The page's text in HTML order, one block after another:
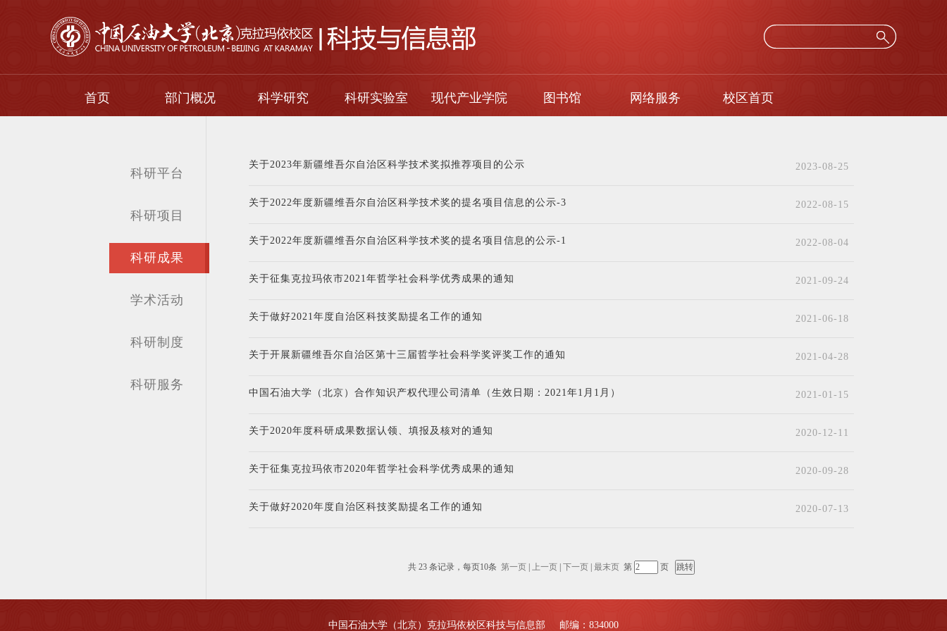
首页 部门概况 科学研究 科研实验室 现代产业学院 图书馆 网络服务 校区首页
科研平台
科研项目
科研成果
学术活动
科研制度
科研服务
关于2023年新疆维吾尔自治区科学技术奖拟推荐项目的公示 2023-08-25
关于2022年度新疆维吾尔自治区科学技术奖的提名项目信息的公示-3 2022-08-15
关于2022年度新疆维吾尔自治区科学技术奖的提名项目信息的公示-1 2022-08-04
关于征集克拉玛依市2021年哲学社会科学优秀成果的通知 2021-09-24
关于做好2021年度自治区科技奖励提名工作的通知 2021-06-18
关于开展新疆维吾尔自治区第十三届哲学社会科学奖评奖工作的通知 2021-04-28
中国石油大学（北京）合作知识产权代理公司清单（生效日期：2021年1月1月） 2021-01-15
关于2020年度科研成果数据认领、填报及核对的通知 2020-12-11
关于征集克拉玛依市2020年哲学社会科学优秀成果的通知 2020-09-28
关于做好2020年度自治区科技奖励提名工作的通知 2020-07-13
共 23 条记录，每页10条 第一页 上一页 下一页 最末页 第 页
中国石油大学（北京）克拉玛依校区科技与信息部 邮编：834000